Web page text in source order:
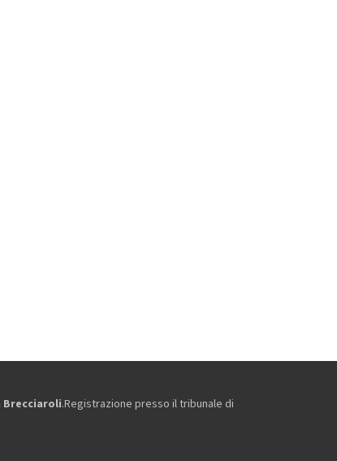
Brecciaroli.Registrazione presso il tribunale di